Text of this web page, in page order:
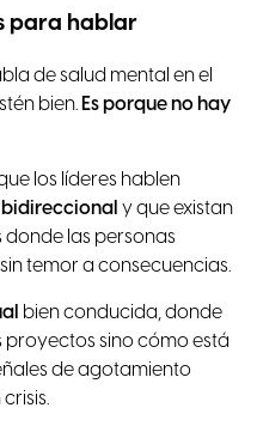
para hablar
de salud mental en el
bien.Es porque no hay
los líderes hablen
y que existan
las personas
temor a consecuencias.
bien conducida, donde
proyectos sino cómo está
de agotamiento